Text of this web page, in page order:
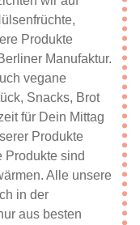
Produkte
Manufaktur.
vegane
Snacks, Brot
für Dein Mittag
Produkte
Produkte sind
Alle unsere
in der
aus besten